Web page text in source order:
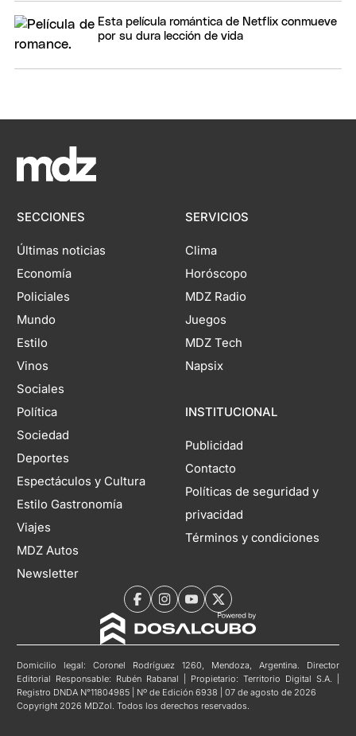
Esta película romántica de Netflix conmueve
por su dura lección de vida
SECCIONES
Últimas noticias
Economía
Policiales
Mundo
Estilo
Vinos
Sociales
Política
Sociedad
Deportes
Espectáculos y Cultura
Estilo Gastronomía
Viajes
MDZ Autos
Newsletter
SERVICIOS
Clima
Horóscopo
MDZ Radio
Juegos
MDZ Tech
Napsix
INSTITUCIONAL
Publicidad
Contacto
Políticas de seguridad y
privacidad
Términos y condiciones
Domicilio legal: Coronel Rodríguez 1260, Mendoza, Argentina. Director
Editorial Responsable: Rubén Rabanal | Propietario: Territorio Digital S.A. |
Registro DNDA N°11804985 | Nº de Edición 6938 | 07 de agosto de 2026
Copyright 2026 MDZol. Todos los derechos reservados.